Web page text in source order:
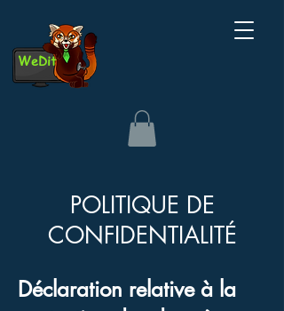
WeDit
POLITIQUE DE
CONFIDENTIALITÉ
Déclaration relative à la